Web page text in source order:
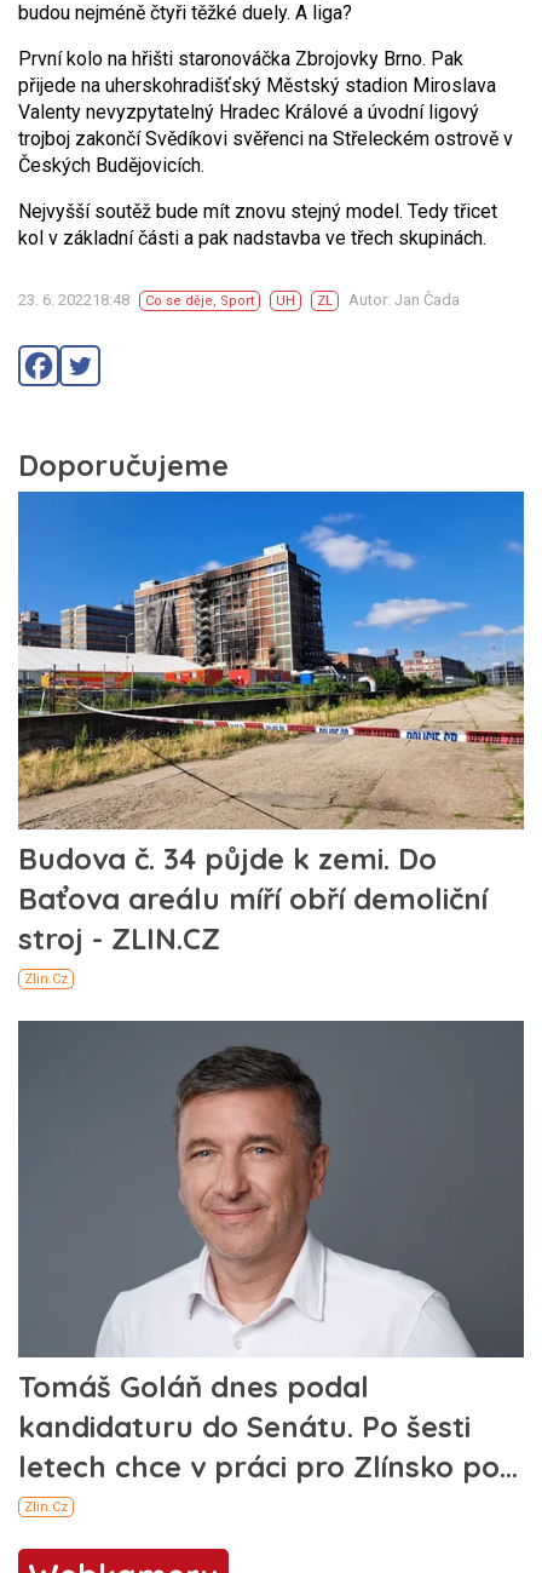
budou nejméně čtyři těžké duely. A liga?
První kolo na hřišti staronováčka Zbrojovky Brno. Pak
přijede na uherskohradišťský Městský stadion Miroslava
Valenty nevyzpytatelný Hradec Králové a úvodní ligový
trojboj zakončí Svědíkovi svěřenci na Střeleckém ostrově v
Českých Budějovicích.
Nejvyšší soutěž bude mít znovu stejný model. Tedy třicet
kol v základní části a pak nadstavba ve třech skupinách.
23. 6. 202218:48 Co se děje, Sport UH ZL Autor: Jan Čada